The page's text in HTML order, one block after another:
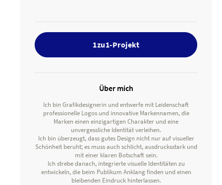
1zu1-Projekt
Über mich
Ich bin Grafikdesignerin und entwerfe mit Leidenschaft
professionelle Logos und innovative Markennamen, die
Marken einen einzigartigen Charakter und eine
unvergessliche Identität verleihen.
Ich bin überzeugt, dass gutes Design nicht nur auf visueller
Schönheit beruht; es muss auch schlicht, ausdrucksstark und
mit einer klaren Botschaft sein.
Ich strebe danach, integrierte visuelle Identitäten zu
entwickeln, die beim Publikum Anklang finden und einen
bleibenden Eindruck hinterlassen.